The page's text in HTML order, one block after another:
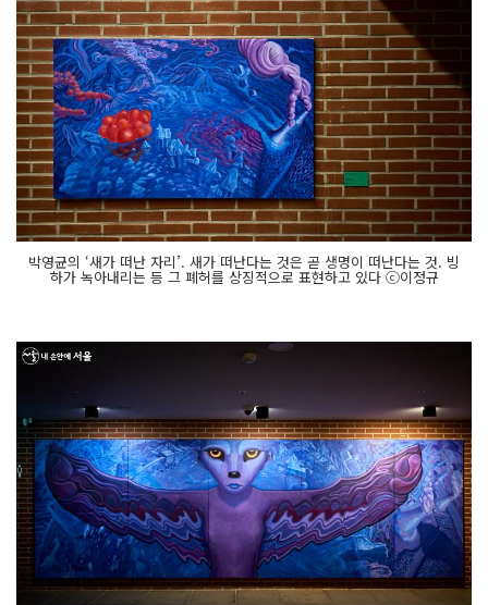
박영균의 ‘새가 떠난 자리’. 새가 떠난다는 것은 곧 생명이 떠난다는 것. 빙
하가 녹아내리는 등 그 폐허를 상징적으로 표현하고 있다 ⓒ이정규